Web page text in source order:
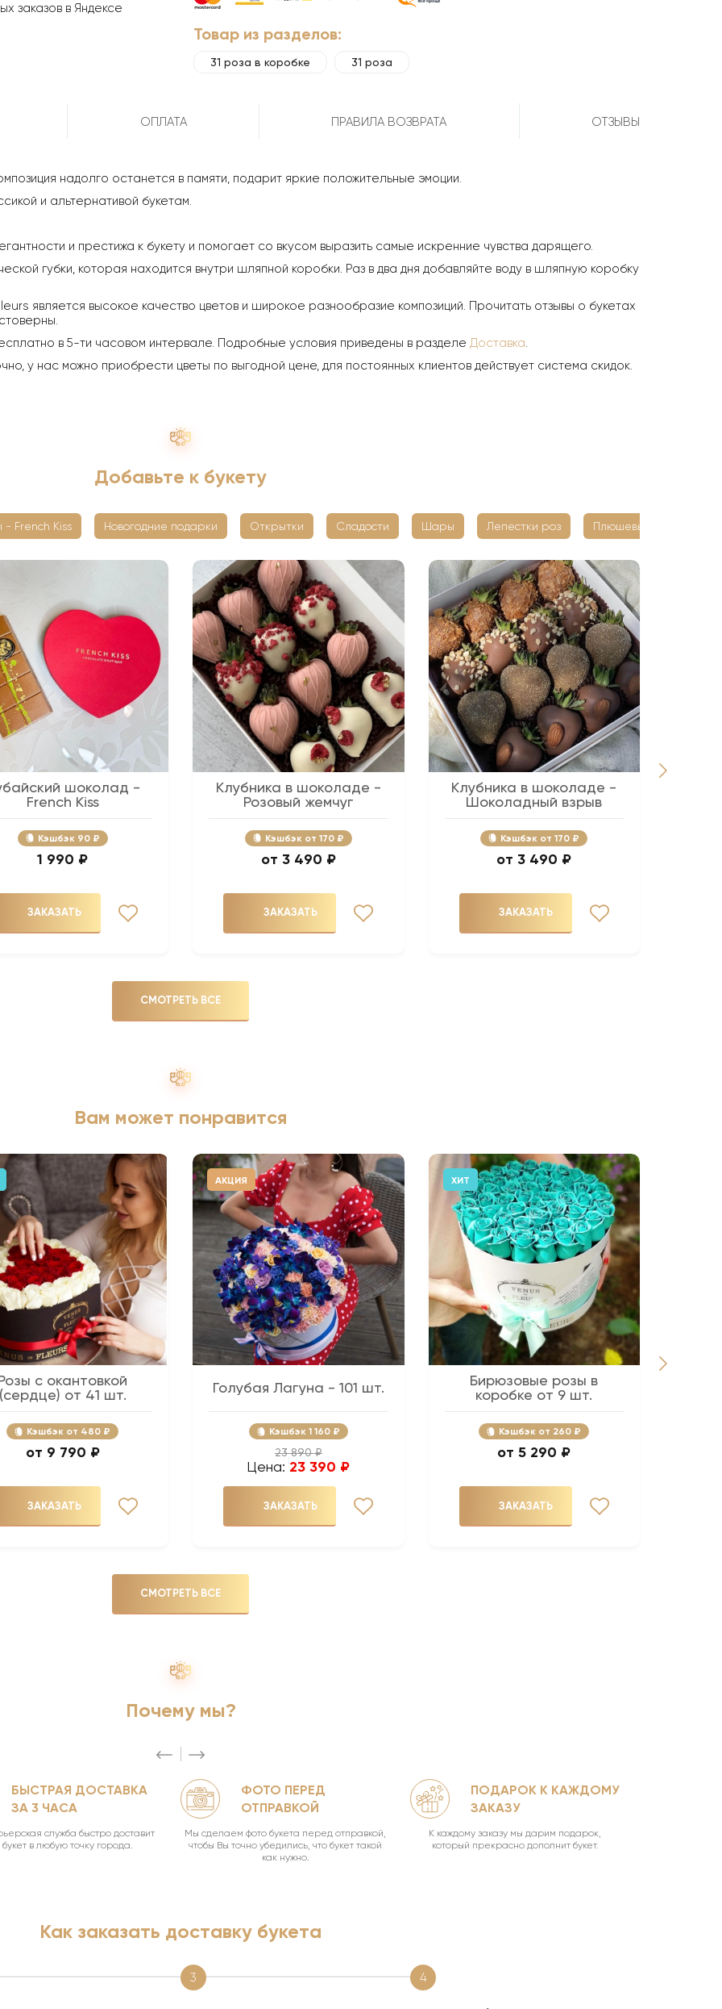
заказов в Яндексе
Товар из разделов:
31 роза в коробке 31 роза
ОПЛАТА ПРАВИЛА ВОЗВРАТА ОТЗЫВЫ
надолго останется в памяти, подарит яркие положительные эмоции.
и альтернативой букетам.
и престижа к букету и помогает со вкусом выразить самые искренние чувства дарящего.
губки, которая находится внутри шляпной коробки. Раз в два дня добавляйте воду в шляпную коробку
является высокое качество цветов и широкое разнообразие композиций. Прочитать отзывы о букетах
в 5-ти часовом интервале. Подробные условия приведены в разделе Доставка.
у нас можно приобрести цветы по выгодной цене, для постоянных клиентов действует система скидок.
Добавьте к букету
- French Kiss Новогодние подарки Открытки Сладости Шары Лепестки роз Плюшевые мишки
шоколад -
French Kiss
Кэшбэк 90 ₽
1 990 ₽
ЗАКАЗАТЬ
Клубника в шоколаде -
Розовый жемчуг
Кэшбэк 170 ₽
3 490 ₽
ЗАКАЗАТЬ
Клубника в шоколаде -
Шоколадный взрыв
Кэшбэк 170 ₽
3 490 ₽
ЗАКАЗАТЬ
СМОТРЕТЬ ВСЕ
Вам может понравится
с окантовкой
(сердце) от 41 шт.
Кэшбэк 480 ₽
9 790 ₽
ЗАКАЗАТЬ
АКЦИЯ
Голубая Лагуна - 101 шт.
Кэшбэк 1 160 ₽
23 890 ₽
Цена: 23 390 ₽
ЗАКАЗАТЬ
ХИТ
Бирюзовые розы в
коробке от 9 шт.
Кэшбэк 260 ₽
5 290 ₽
ЗАКАЗАТЬ
СМОТРЕТЬ ВСЕ
Почему мы?
БЫСТРАЯ ДОСТАВКА
ЗА 3 ЧАСА
служба быстро доставит
в любую точку города.
ФОТО ПЕРЕД
ОТПРАВКОЙ
Мы сделаем фото букета перед отправкой,
чтобы Вы точно убедились, что букет такой
как нужно.
ПОДАРОК К КАЖДОМУ
ЗАКАЗУ
К каждому заказу мы дарим подарок,
который прекрасно дополнит букет.
Как заказать доставку букета
3 4